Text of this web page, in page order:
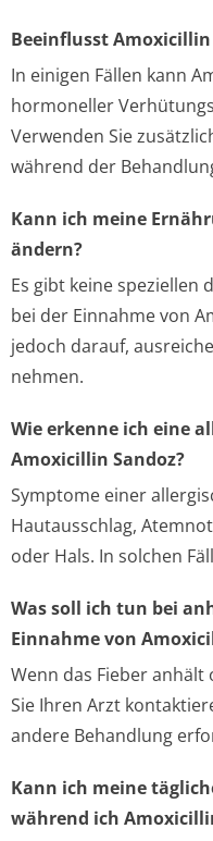
Beeinflusst
In einigen Fällen kann
hormoneller
Verwenden Sie
während der
Kann ich meine
ändern?
Es gibt keine speziellen
bei der Einnahme von
jedoch darauf,
nehmen.
Wie erkenne ich eine
Amoxicillin Sandoz?
Symptome einer
Hautausschlag,
oder Hals. In solchen
Was soll ich tun bei
Einnahme von
Wenn das Fieber
Sie Ihren Arzt
andere Behandlung
Kann ich meine
während ich